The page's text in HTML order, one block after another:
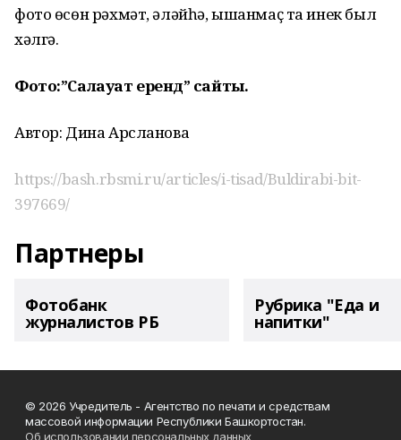
фото өсөн рәхмәт, әләйһә, ышанмаҫ та инек был
хәлгә.
Фото:”Салауат ерендә” сайты.
Автор: Дина Арсланова
https://bash.rbsmi.ru/articles/i-tisad/Buldirabi-bit-
397669/
Партнеры
Фотобанк
журналистов РБ
Рубрика "Еда и
напитки"
© 2026 Учредитель - Агентство по печати и средствам
массовой информации Республики Башкортостан.
Об использовании персональных данных